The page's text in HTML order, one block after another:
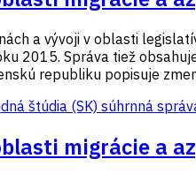
a vývoji v oblasti
2015. Správa tiež
republiku popisuje
štúdia (SK) súhrnná
migrácie a